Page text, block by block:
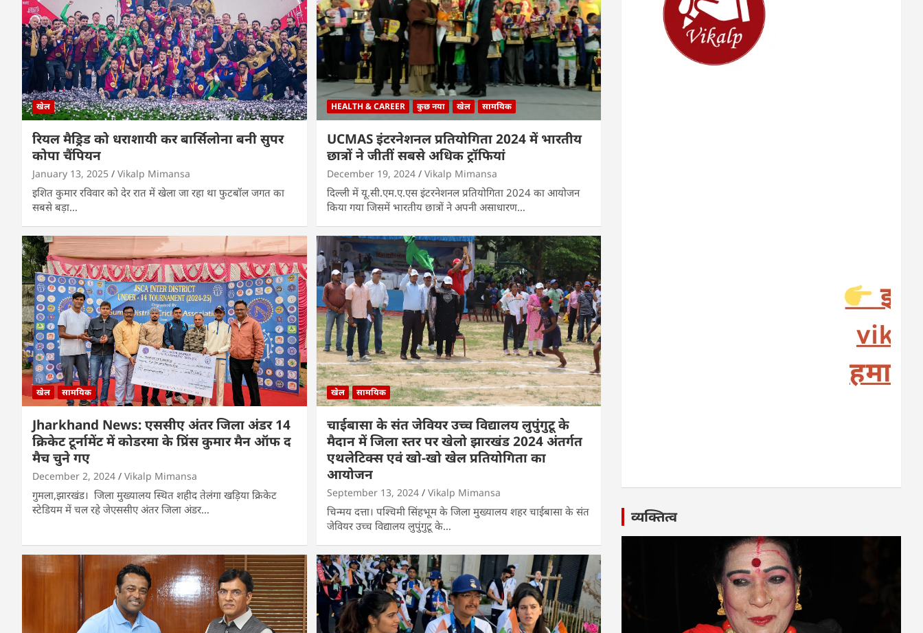
खेल
रियल मैड्रिड को धराशायी कर बार्सिलोना बनी सुपर
कोपा चैंपियन
January 13, 2025 Vikalp Mimansa
इशित कुमार रविवार को देर रात में खेला जा रहा था फुटबॉल जगत का
सबसे बड़ा…
HEALTH & CAREER कुछ नया खेल सामयिक
UCMAS इंटरनेशनल प्रतियोगिता 2024 में भारतीय
छात्रों ने जीतीं सबसे अधिक ट्रॉफियां
December 19, 2024 Vikalp Mimansa
दिल्ली में यू.सी.एम.ए.एस इंटरनेशनल प्रतियोगिता 2024 का आयोजन
किया गया जिसमें भारतीय छात्रों ने अपनी असाधारण…
खेल सामयिक
Jharkhand News: एससीए अंतर जिला अंडर 14
क्रिकेट टूर्नामेंट में कोडरमा के प्रिंस कुमार मैन ऑफ द
मैच चुने गए
December 2, 2024 Vikalp Mimansa
गुमला,झारखंड। जिला मुख्यालय स्थित शहीद तेलंगा खड़िया क्रिकेट
स्टेडियम में चल रहे जेएससीए अंतर जिला अंडर…
खेल सामयिक
चाईबासा के संत जेवियर उच्च विद्यालय लुपुंगुटू के
मैदान में जिला स्तर पर खेलो झारखंड 2024 अंतर्गत
एथलेटिक्स एवं खो-खो खेल प्रतियोगिता का
आयोजन
September 13, 2024 Vikalp Mimansa
चिन्मय दत्ता। पश्चिमी सिंहभूम के जिला मुख्यालय शहर चाईबासा के संत
जेवियर उच्च विद्यालय लुपुंगुटू के…
व्यक्तित्व